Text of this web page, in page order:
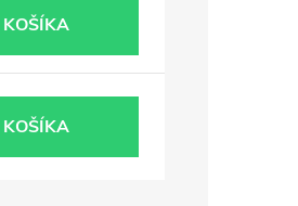
KOŠÍKA
KOŠÍKA